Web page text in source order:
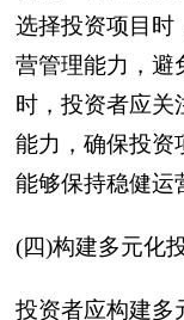
选择投资项目时
营管理能力，避
时，投资者应
能力，确保投资
能够保持稳健运
(四)构建多元化
投资者应构建多